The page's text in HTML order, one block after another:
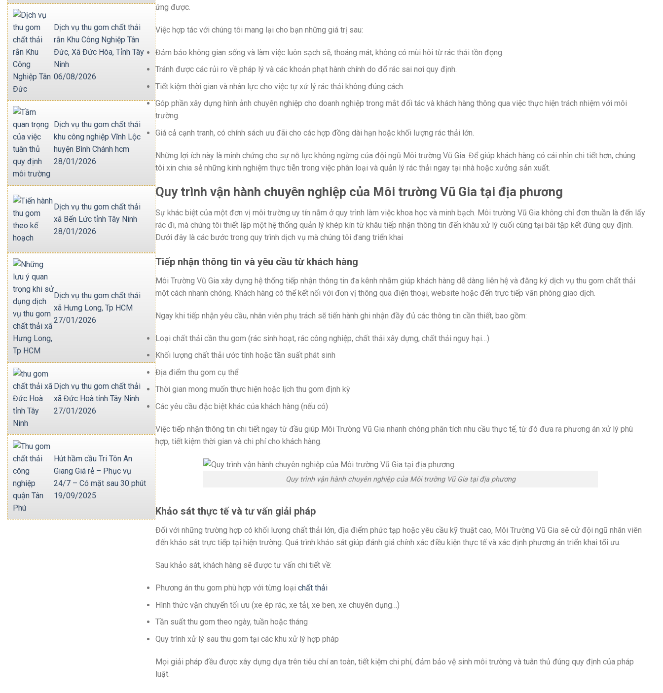
Dịch vụ thu gom chất thải
rắn Khu Công Nghiệp Tân
Đức, Xã Đức Hòa, Tỉnh Tây
Ninh
06/08/2026
Dịch vụ thu gom chất thải
khu công nghiệp Vĩnh Lộc
huyện Bình Chánh hcm
28/01/2026
Dịch vụ thu gom chất thải
xã Bến Lức tỉnh Tây Ninh
28/01/2026
Dịch vụ thu gom chất thải
xã Hưng Long, Tp HCM
27/01/2026
Dịch vụ thu gom chất thải
xã Đức Hoà tỉnh Tây Ninh
27/01/2026
Hút hầm cầu Tri Tôn An
Giang Giá rẻ – Phục vụ
24/7 – Có mặt sau 30 phút
19/09/2025
ứng được.
Việc hợp tác với chúng tôi mang lại cho bạn những giá trị sau:
Đảm bảo không gian sống và làm việc luôn sạch sẽ, thoáng mát, không có mùi hôi từ rác thải tồn đọng.
Tránh được các rủi ro về pháp lý và các khoản phạt hành chính do đổ rác sai nơi quy định.
Tiết kiệm thời gian và nhân lực cho việc tự xử lý rác thải không đúng cách.
Góp phần xây dựng hình ảnh chuyên nghiệp cho doanh nghiệp trong mắt đối tác và khách hàng thông qua việc thực hiện trách nhiệm với môi
trường.
Giá cả cạnh tranh, có chính sách ưu đãi cho các hợp đồng dài hạn hoặc khối lượng rác thải lớn.
Những lợi ích này là minh chứng cho sự nỗ lực không ngừng của đội ngũ Môi trường Vũ Gia. Để giúp khách hàng có cái nhìn chi tiết hơn, chúng
tôi xin chia sẻ những kinh nghiệm thực tiễn trong việc phân loại và quản lý rác thải ngay tại nhà hoặc xưởng sản xuất.
Quy trình vận hành chuyên nghiệp của Môi trường Vũ Gia tại địa phương
Sự khác biệt của một đơn vị môi trường uy tín nằm ở quy trình làm việc khoa học và minh bạch. Môi trường Vũ Gia không chỉ đơn thuần là đến lấy
rác đi, mà chúng tôi thiết lập một hệ thống quản lý khép kín từ khâu tiếp nhận thông tin đến khâu xử lý cuối cùng tại bãi tập kết đúng quy định.
Dưới đây là các bước trong quy trình dịch vụ mà chúng tôi đang triển khai
Tiếp nhận thông tin và yêu cầu từ khách hàng
Môi Trường Vũ Gia xây dựng hệ thống tiếp nhận thông tin đa kênh nhằm giúp khách hàng dễ dàng liên hệ và đăng ký dịch vụ thu gom chất thải
một cách nhanh chóng. Khách hàng có thể kết nối với đơn vị thông qua điện thoại, website hoặc đến trực tiếp văn phòng giao dịch.
Ngay khi tiếp nhận yêu cầu, nhân viên phụ trách sẽ tiến hành ghi nhận đầy đủ các thông tin cần thiết, bao gồm:
Loại chất thải cần thu gom (rác sinh hoạt, rác công nghiệp, chất thải xây dựng, chất thải nguy hại…)
Khối lượng chất thải ước tính hoặc tần suất phát sinh
Địa điểm thu gom cụ thể
Thời gian mong muốn thực hiện hoặc lịch thu gom định kỳ
Các yêu cầu đặc biệt khác của khách hàng (nếu có)
Việc tiếp nhận thông tin chi tiết ngay từ đầu giúp Môi Trường Vũ Gia nhanh chóng phân tích nhu cầu thực tế, từ đó đưa ra phương án xử lý phù
hợp, tiết kiệm thời gian và chi phí cho khách hàng.
Quy trình vận hành chuyên nghiệp của Môi trường Vũ Gia tại địa phương
Khảo sát thực tế và tư vấn giải pháp
Đối với những trường hợp có khối lượng chất thải lớn, địa điểm phức tạp hoặc yêu cầu kỹ thuật cao, Môi Trường Vũ Gia sẽ cử đội ngũ nhân viên
đến khảo sát trực tiếp tại hiện trường. Quá trình khảo sát giúp đánh giá chính xác điều kiện thực tế và xác định phương án triển khai tối ưu.
Sau khảo sát, khách hàng sẽ được tư vấn chi tiết về:
Phương án thu gom phù hợp với từng loại chất thải
Hình thức vận chuyển tối ưu (xe ép rác, xe tải, xe ben, xe chuyên dụng…)
Tần suất thu gom theo ngày, tuần hoặc tháng
Quy trình xử lý sau thu gom tại các khu xử lý hợp pháp
Mọi giải pháp đều được xây dựng dựa trên tiêu chí an toàn, tiết kiệm chi phí, đảm bảo vệ sinh môi trường và tuân thủ đúng quy định của pháp
luật.